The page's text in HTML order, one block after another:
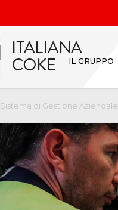
IL GRUPPO
Sistema di Gestione Aziendale